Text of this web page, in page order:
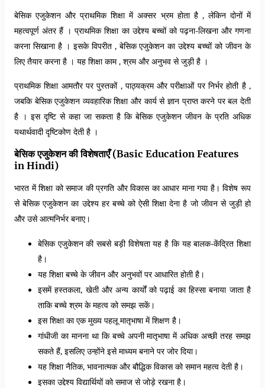
बेसिक एजुकेशन और प्राथमिक शिक्षा में अक्सर भ्रम होता है , लेकिन दोनों में
महत्वपूर्ण अंतर हैं । प्राथमिक शिक्षा का उद्देश्य बच्चों को पढ़ना-लिखना और गणना
करना सिखाना है । इसके विपरीत , बेसिक एजुकेशन का उद्देश्य बच्चों को जीवन के
लिए तैयार करना है । यह शिक्षा काम , श्रम और अनुभव से जुड़ी है ।
प्राथमिक शिक्षा आमतौर पर पुस्तकों , पाठ्यक्रम और परीक्षाओं पर निर्भर होती है ,
जबकि बेसिक एजुकेशन व्यवहारिक शिक्षा और कार्य से ज्ञान प्राप्त करने पर बल देती
है । इस दृष्टि से कहा जा सकता है कि बेसिक एजुकेशन जीवन के प्रति अधिक
यथार्थवादी दृष्टिकोण देती है ।
बेसिक एजुकेशन की विशेषताएँ (Basic Education Features
in Hindi)
भारत में शिक्षा को समाज की प्रगति और विकास का आधार माना गया है। विशेष रूप
से बेसिक एजुकेशन का उद्देश्य हर बच्चे को ऐसी शिक्षा देना है जो जीवन से जुड़ी हो
और उसे आत्मनिर्भर बनाए।
बेसिक एजुकेशन की सबसे बड़ी विशेषता यह है कि यह बालक-केंद्रित शिक्षा
है।
यह शिक्षा बच्चे के जीवन और अनुभवों पर आधारित होती है।
इसमें हस्तकला, खेती और अन्य कार्यों को पढ़ाई का हिस्सा बनाया जाता है
ताकि बच्चे श्रम के महत्व को समझ सकें।
इस शिक्षा का एक मुख्य पहलू मातृभाषा में शिक्षण है।
गांधीजी का मानना था कि बच्चे अपनी मातृभाषा में अधिक अच्छी तरह समझ
सकते हैं, इसलिए उन्होंने इसे माध्यम बनाने पर जोर दिया।
यह शिक्षा नैतिक, भावनात्मक और बौद्धिक विकास को समान महत्व देती है।
इसका उद्देश्य विद्यार्थियों को समाज से जोड़े रखना है।